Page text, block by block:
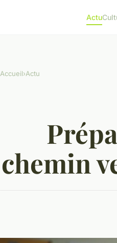
Actu
Accueil›Actu
chemin